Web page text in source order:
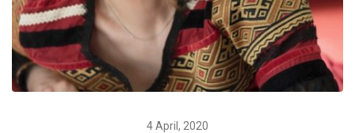
4 April, 2020